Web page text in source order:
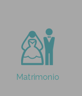
Matrimonio